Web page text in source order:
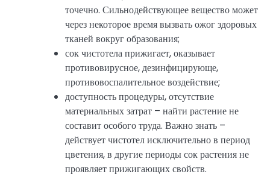
точечно. Сильнодействующее вещество может
через некоторое время вызвать ожог здоровых
тканей вокруг образования;
сок чистотела прижигает, оказывает
противовирусное, дезинфицирующе,
противовоспалительное воздействие;
доступность процедуры, отсутствие
материальных затрат – найти растение не
составит особого труда. Важно знать –
действует чистотел исключительно в период
цветения, в другие периоды сок растения не
проявляет прижигающих свойств.